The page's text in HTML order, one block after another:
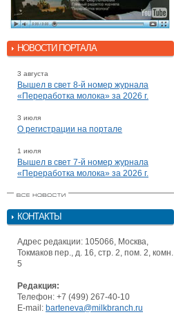
НОВОСТИ ПОРТАЛА
3 августа
Вышел в свет 8-й номер журнала
«Переработка молока» за 2026 г.
3 июля
О регистрации на портале
1 июля
Вышел в свет 7-й номер журнала
«Переработка молока» за 2026 г.
КОНТАКТЫ
Адрес редакции: 105066, Москва,
Токмаков пер., д. 16, стр. 2, пом. 2, комн.
5
Редакция:
Телефон: +7 (499) 267-40-10
E-mail: barteneva@milkbranch.ru